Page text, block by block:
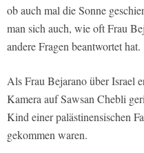
ob auch mal die Sonne
man sich auch, wie oft Frau
andere Fragen beantwortet hat.
Als Frau Bejarano über Israel
Kamera auf Sawsan Chebli
Kind einer palästinensischen
gekommen waren.